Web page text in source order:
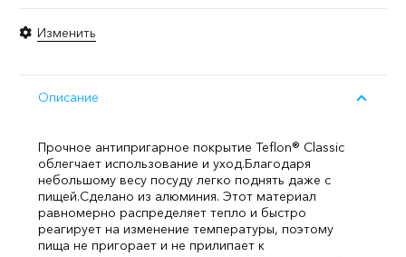
Изменить
Описание
Прочное антипригарное покрытие Teflon® Classic
облегчает использование и уход.Благодаря
небольшому весу посуду легко поднять даже с
пищей.Сделано из алюминия. Этот материал
равномерно распределяет тепло и быстро
реагирует на изменение температуры, поэтому
пища не пригорает и не прилипает к